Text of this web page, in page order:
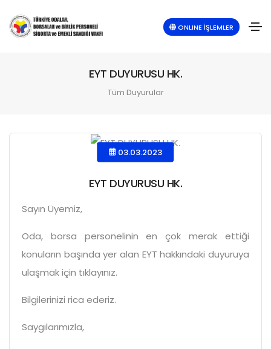
ONLINE İŞLEMLER
EYT DUYURUSU HK.
Tüm Duyurular
03.03.2023
EYT DUYURUSU HK.
Sayın Üyemiz,
Oda, borsa personelinin en çok merak ettiği
konuların başında yer alan EYT hakkındaki duyuruya
ulaşmak için tıklayınız.
Bilgilerinizi rica ederiz.
Saygılarımızla,